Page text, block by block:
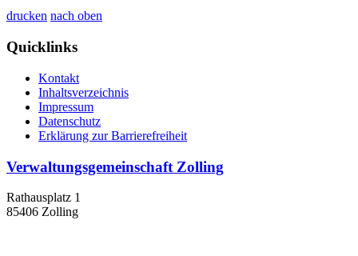
drucken nach oben
Quicklinks
Kontakt
Inhaltsverzeichnis
Impressum
Datenschutz
Erklärung zur Barrierefreiheit
Verwaltungsgemeinschaft Zolling
Rathausplatz 1
85406 Zolling